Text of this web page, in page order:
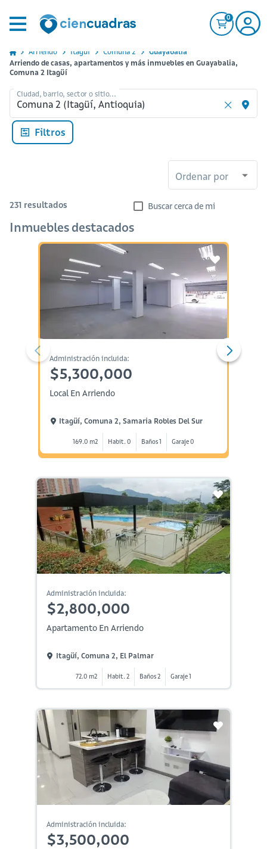
0
Arriendo Itagui Comuna 2
Guayabalia
Arriendo de casas, apartamentos y más inmuebles en Guayabalia,
Comuna 2 Itagüí
Ciudad, barrio, sector o sitio...
Filtros
Ordenar por
231 resultados Buscar cerca de mi
Inmuebles destacados
Administración incluida:
$5,300,000
Local En Arriendo
Itagüí, Comuna 2, Samaria Robles Del Sur
169.0 m2 Habit. 0 Baños 1 Garaje 0
Administración incluida:
$2,800,000
Apartamento En Arriendo
Itagüí, Comuna 2, El Palmar
72.0 m2 Habit. 2 Baños 2 Garaje 1
Administración incluida:
$3,500,000